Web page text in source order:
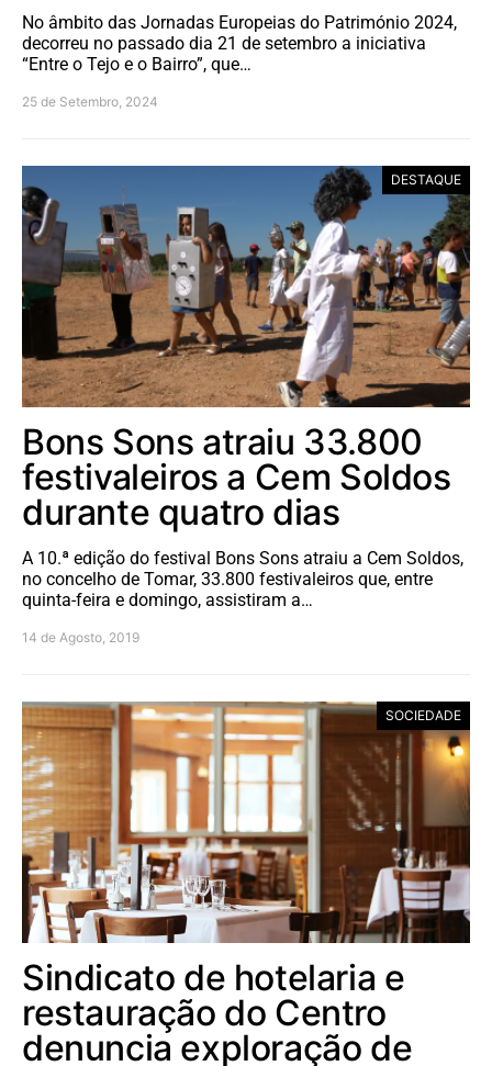
No âmbito das Jornadas Europeias do Património 2024,
decorreu no passado dia 21 de setembro a iniciativa
“Entre o Tejo e o Bairro”, que…
25 de Setembro, 2024
DESTAQUE
Bons Sons atraiu 33.800
festivaleiros a Cem Soldos
durante quatro dias
A 10.ª edição do festival Bons Sons atraiu a Cem Soldos,
no concelho de Tomar, 33.800 festivaleiros que, entre
quinta-feira e domingo, assistiram a…
14 de Agosto, 2019
SOCIEDADE
Sindicato de hotelaria e
restauração do Centro
denuncia exploração de